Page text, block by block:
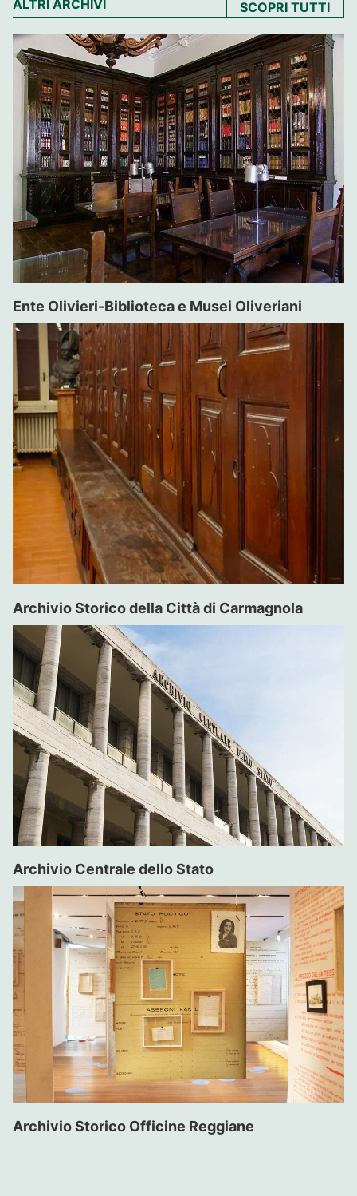
ALTRI ARCHIVI SCOPRI TUTTI
Ente Olivieri-Biblioteca e Musei Oliveriani
Archivio Storico della Città di Carmagnola
Archivio Centrale dello Stato
Archivio Storico Officine Reggiane